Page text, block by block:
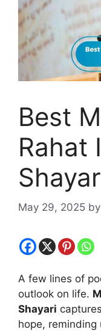
Best
Rahat
May 29, 2025 by
A few lines of
outlook on life.
Shayari
hope,